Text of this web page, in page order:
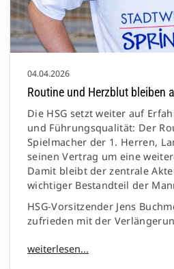
04.04.2026
Routine und Herzblut bleiben
Die HSG setzt weiter auf
und Führungsqualität: Der
Spielmacher der 1. Herren,
seinen Vertrag um eine
Damit bleibt der zentrale
wichtiger Bestandteil der
HSG-Vorsitzender Jens
zufrieden mit der